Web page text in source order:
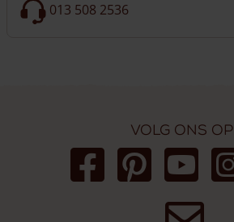
013 508 2536
Volg ons op